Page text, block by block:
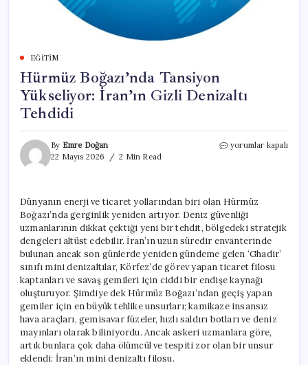
EĞITIM
Hürmüz Boğazı’nda Tansiyon
Yükseliyor: İran’ın Gizli Denizaltı
Tehdidi
By Emre Doğan
22 Mayıs 2026
2 Min Read
Hürmüz
Gizli
Denizaltı
Tehdidi
için
yorumlar kapalı
Dünyanın enerji ve ticaret yollarından biri olan Hürmüz
Boğazı’nda gerginlik yeniden artıyor. Deniz güvenliği
uzmanlarının dikkat çektiği yeni bir tehdit, bölgedeki stratejik
dengeleri altüst edebilir. İran’ın uzun süredir envanterinde
bulunan ancak son günlerde yeniden gündeme gelen ‘Ghadir’
sınıfı mini denizaltılar, Körfez’de görev yapan ticaret filosu
kaptanları ve savaş gemileri için ciddi bir endişe kaynağı
oluşturuyor. Şimdiye dek Hürmüz Boğazı’ndan geçiş yapan
gemiler için en büyük tehlike unsurları; kamikaze insansız
hava araçları, gemisavar füzeler, hızlı saldırı botları ve deniz
mayınları olarak biliniyordu. Ancak askeri uzmanlara göre,
artık bunlara çok daha ölümcül ve tespiti zor olan bir unsur
eklendi: İran’ın mini denizaltı filosu.